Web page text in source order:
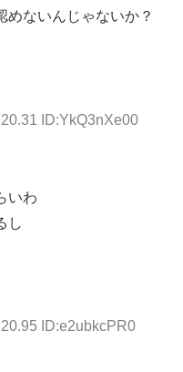
めないんじゃないか？
ID:YkQ3nXe00
いわ
し
ID:e2ubkcPR0